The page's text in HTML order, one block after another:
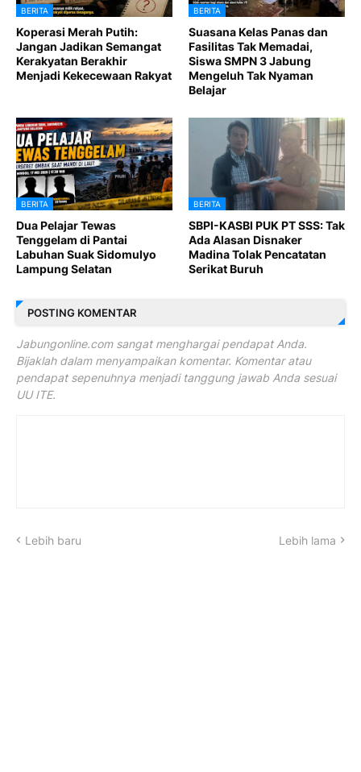
BERITA
Koperasi Merah Putih:
Jangan Jadikan Semangat
Kerakyatan Berakhir
Menjadi Kekecewaan Rakyat
BERITA
Suasana Kelas Panas dan
Fasilitas Tak Memadai,
Siswa SMPN 3 Jabung
Mengeluh Tak Nyaman
Belajar
BERITA
Dua Pelajar Tewas
Tenggelam di Pantai
Labuhan Suak Sidomulyo
Lampung Selatan
BERITA
SBPI-KASBI PUK PT SSS: Tak
Ada Alasan Disnaker
Madina Tolak Pencatatan
Serikat Buruh
POSTING KOMENTAR
Jabungonline.com sangat menghargai pendapat Anda.
Bijaklah dalam menyampaikan komentar. Komentar atau
pendapat sepenuhnya menjadi tanggung jawab Anda sesuai
UU ITE.
Lebih baru Lebih lama